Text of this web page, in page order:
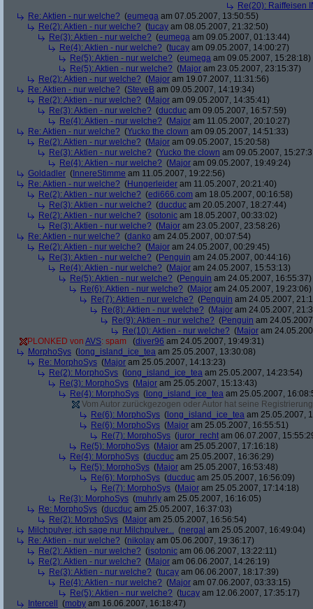
Re(20): Raiffeisen
Re: Aktien - nur welche? (eumega am 07.05.2007, 13:50:55)
Re(2): Aktien - nur welche? (tucay am 08.05.2007, 21:32:50)
Re(3): Aktien - nur welche? (eumega am 09.05.2007, 01:13:44)
Re(4): Aktien - nur welche? (tucay am 09.05.2007, 14:00:27)
Re(5): Aktien - nur welche? (eumega am 09.05.2007, 15:28:18)
Re(5): Aktien - nur welche? (Major am 23.05.2007, 23:15:37)
Re(2): Aktien - nur welche? (Major am 19.07.2007, 11:31:56)
Re: Aktien - nur welche? (SteveB am 09.05.2007, 14:19:34)
Re(2): Aktien - nur welche? (Major am 09.05.2007, 14:35:41)
Re(3): Aktien - nur welche? (ducduc am 09.05.2007, 16:57:59)
Re(4): Aktien - nur welche? (Major am 11.05.2007, 20:10:27)
Re: Aktien - nur welche? (Yucko the clown am 09.05.2007, 14:51:33)
Re(2): Aktien - nur welche? (Major am 09.05.2007, 15:20:58)
Re(3): Aktien - nur welche? (Yucko the clown am 09.05.2007,
Re(4): Aktien - nur welche? (Major am 09.05.2007, 19:49:24)
Goldadler ( InnereStimme am 11.05.2007, 19:22:56)
Re: Aktien - nur welche? (Hungerleider am 11.05.2007, 20:21:40)
Re(2): Aktien - nur welche? (edi666.com am 18.05.2007, 00:16:58)
Re(3): Aktien - nur welche? (ducduc am 20.05.2007, 18:27:44)
Re(2): Aktien - nur welche? (isotonic am 18.05.2007, 00:33:02)
Re(3): Aktien - nur welche? (Major am 23.05.2007, 23:58:26)
Re: Aktien - nur welche? (danko am 24.05.2007, 00:07:54)
Re(2): Aktien - nur welche? (Major am 24.05.2007, 00:29:45)
Re(3): Aktien - nur welche? (Penguin am 24.05.2007, 00:44:16)
Re(4): Aktien - nur welche? (Major am 24.05.2007, 15:53:13)
Re(5): Aktien - nur welche? (Penguin am 24.05.2007, 16:55:37)
Re(6): Aktien - nur welche? (Major am 24.05.2007, 19:23:06)
Re(7): Aktien - nur welche? (Penguin am 24.05.2007,
Re(8): Aktien - nur welche? (Major am 24.05.2007,
Re(9): Aktien - nur welche? (Penguin am
Re(10): Aktien - nur welche? (Major am
PLONKED von AVS: spam (diver96 am 24.05.2007, 19:49:31)
MorphoSys ( long_island_ice_tea am 25.05.2007, 13:30:08)
Re: MorphoSys (Major am 25.05.2007, 14:13:23)
Re(2): MorphoSys ( long_island_ice_tea am 25.05.2007, 14:23:54)
Re(3): MorphoSys (Major am 25.05.2007, 15:13:43)
Re(4): MorphoSys ( long_island_ice_tea am 25.05.2007,
Vom Autor zurückgezogen oder Autor hat seine
Re(6): MorphoSys ( long_island_ice_tea am 25.05.2007,
Re(6): MorphoSys (Major am 25.05.2007, 16:55:51)
Re(7): MorphoSys (juror_recht am 06.07.2007,
Re(5): MorphoSys (Major am 25.05.2007, 17:16:18)
Re(4): MorphoSys (ducduc am 25.05.2007, 16:36:29)
Re(5): MorphoSys (Major am 25.05.2007, 16:53:48)
Re(6): MorphoSys (ducduc am 25.05.2007, 16:56:09)
Re(7): MorphoSys (Major am 25.05.2007, 17:14:18)
Re(3): MorphoSys (muhrly am 25.05.2007, 16:16:05)
Re: MorphoSys (ducduc am 25.05.2007, 16:37:03)
Re(2): MorphoSys (Major am 25.05.2007, 16:56:54)
Milchpulver, ich sage nur Milchpulver... (nergal am 25.05.2007, 16:49:04)
Re: Aktien - nur welche? (nikolay am 05.06.2007, 19:36:17)
Re(2): Aktien - nur welche? (isotonic am 06.06.2007, 13:22:11)
Re(2): Aktien - nur welche? (Major am 06.06.2007, 14:26:19)
Re(3): Aktien - nur welche? (tucay am 06.06.2007, 18:17:39)
Re(4): Aktien - nur welche? (Major am 07.06.2007, 03:33:15)
Re(5): Aktien - nur welche? (tucay am 12.06.2007, 17:35:17)
Intercell
(moby am 16.06.2007, 16:18:47)